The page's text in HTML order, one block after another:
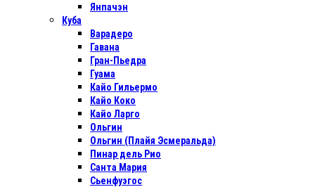
Янпачэн
Куба
Варадеро
Гавана
Гран-Пьедра
Гуама
Кайо Гильермо
Кайо Коко
Кайо Ларго
Ольгин
Ольгин (Плайя Эсмеральда)
Пинар дель Рио
Санта Мария
Сьенфуэгос